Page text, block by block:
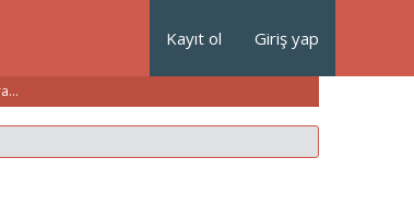
Kayıt ol Giriş yap